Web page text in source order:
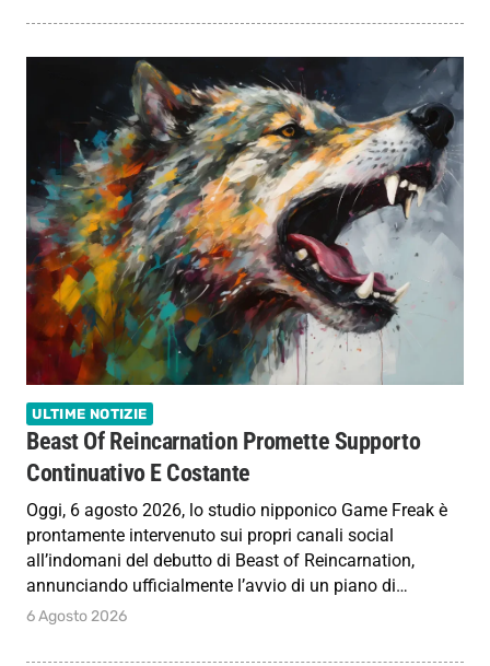
ULTIME NOTIZIE
Beast Of Reincarnation Promette Supporto
Continuativo E Costante
Oggi, 6 agosto 2026, lo studio nipponico Game Freak è
prontamente intervenuto sui propri canali social
all’indomani del debutto di Beast of Reincarnation,
annunciando ufficialmente l’avvio di un piano di…
6 Agosto 2026